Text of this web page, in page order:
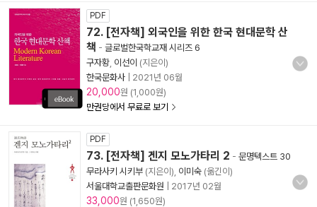
PDF
72. [전자책] 외국인을 위한 한국 현대문학 산
책 - 글로벌한국학교재 시리즈 6
구자황 이선이 (지은이)
한국문화사
2021년 06월
20,000원 (1,000원)
만권당에서 무료로 보기
PDF
73. [전자책] 겐지 모노가타리 2 - 문명텍스트 30
무라사키 시키부 (지은이), 이미숙 (옮긴이)
서울대학교출판문화원
2017년 02월
33,000원 (1,650원)